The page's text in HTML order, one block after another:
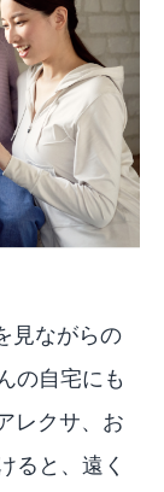
見ながらの
の自宅にも
レクサ、お
ると、遠く